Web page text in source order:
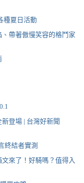
種夏日活動
、帶著傲慢笑容的格鬥家
登場 | 台灣好新聞
終結者實測
來了！好騎嗎？值得入